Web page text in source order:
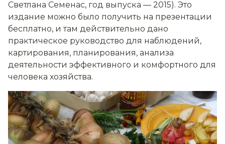
Светлана Семенас, год выпуска — 2015). Это
издание можно было получить на презентации
бесплатно, и там действительно дано
практическое руководство для наблюдений,
картирования, планирования, анализа
деятельности эффективного и комфортного для
человека хозяйства.